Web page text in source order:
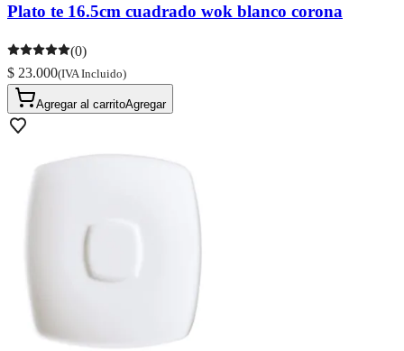
Plato te 16.5cm cuadrado wok blanco corona
(0)
$ 23.000(IVA Incluido)
Agregar al carritoAgregar